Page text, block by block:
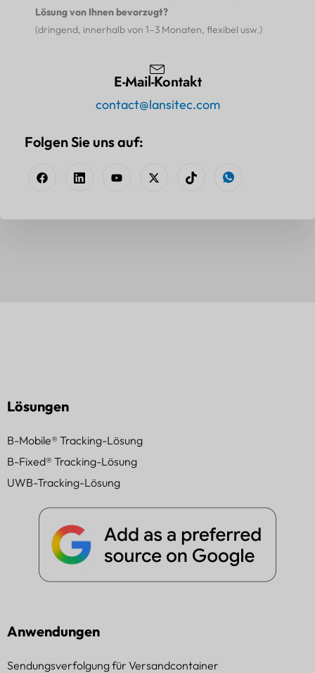
Lösung von Ihnen bevorzugt?
(dringend, innerhalb von 1–3 Monaten, flexibel usw.)
E-Mail-Kontakt
contact@lansitec.com
Folgen Sie uns auf:
Lösungen
B-Mobile® Tracking-Lösung
B-Fixed® Tracking-Lösung
UWB-Tracking-Lösung
Anwendungen
Sendungsverfolgung für Versandcontainer